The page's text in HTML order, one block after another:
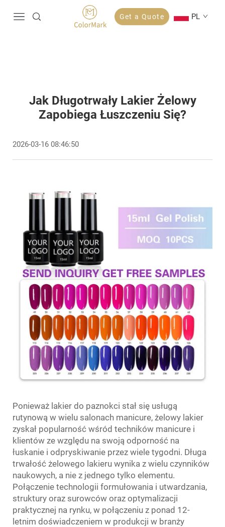
Get a Quote PL
Jak Długotrwały Lakier Żelowy
Zapobiega Łuszczeniu Się?
2026-03-16 08:46:50
Ponieważ lakier do paznokci stał się usługą
rutynową w wielu salonach manicure, żelowy lakier
zyskał popularność wśród techników manicure i
klientów ze względu na swoją odporność na
łuskanie i odpryskiwanie przez wiele tygodni. Długa
trwałość żelowego lakieru wynika z wielu czynników
naukowych, a nie z jednego tylko elementu.
Połączenie technologii formułowania i utwardzania,
struktury oraz surowców oraz optymalizacji
praktycznej na rynku, w połączeniu z ponad 12-
letnim doświadczeniem w produkcji w branży